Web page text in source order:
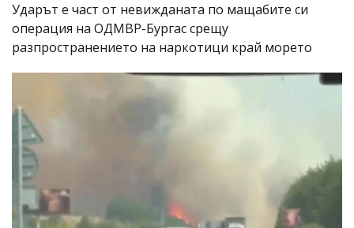
Ударът е част от невижданата по мащабите си
операция на ОДМВР-Бургас срещу
разпространението на наркотици край морето